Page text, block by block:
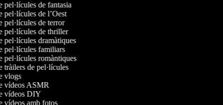
pel·lícules de fantasia
pel·lícules de l’Oest
pel·lícules de terror
pel·lícules de thriller
pel·lícules dramàtiques
pel·lícules familiars
pel·lícules romàntiques
tràilers de pel·lícules
vlogs
vídeos ASMR
vídeos DIY
vídeos amb fotos